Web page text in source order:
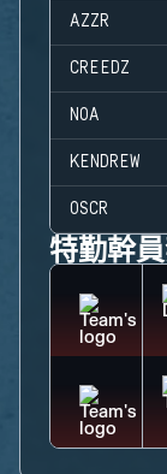
AZZR
CREEDZ
NOA
KENDREW
OSCR
特勤幹